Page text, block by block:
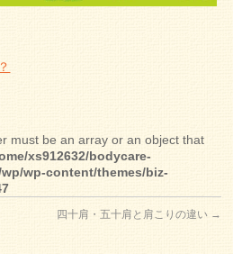
must be an array or an object that
xs912632/bodycare-
wp-content/themes/biz-
四十肩・五十肩と肩こりの違い →